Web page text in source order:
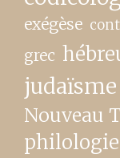
exégèse
grec
judaïsme
Nouveau
philologie